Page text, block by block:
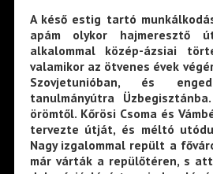
A késő estig tartó
apám olykor hajmeresztő
alkalommal közép-ázsiai
valamikor az ötvenes évek
Szovjetunióban, és
tanulmányútra
örömtől. Kőrösi Csoma és
tervezte útját, és méltó
Nagy izgalommal repült a
már várták a repülőtéren, s